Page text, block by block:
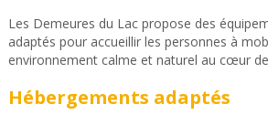
Les Demeures du Lac propose des
adaptés pour accueillir les personnes à
environnement calme et naturel au cœur de
Hébergements adaptés